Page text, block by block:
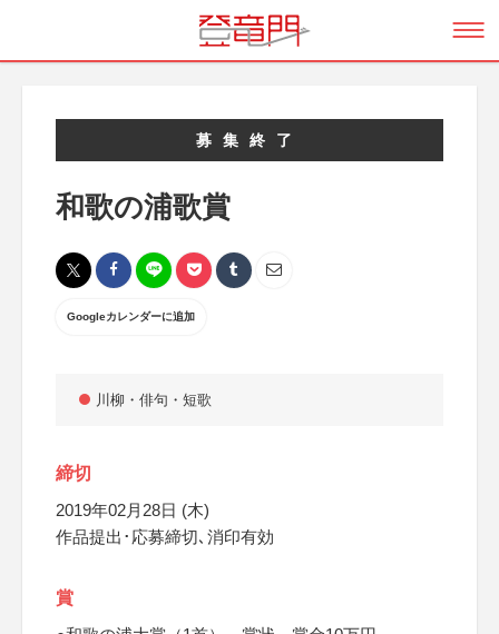
募集終了
和歌の浦歌賞
Googleカレンダーに追加
川柳・俳句・短歌
締切
2019年02月28日 (木)
作品提出･応募締切､消印有効
賞